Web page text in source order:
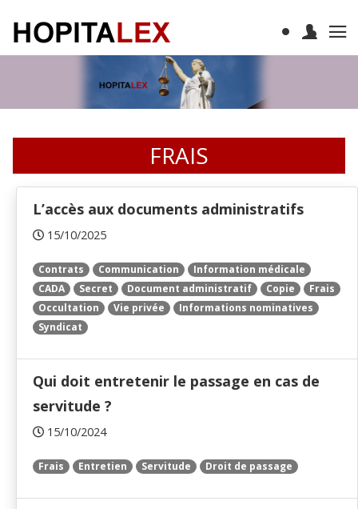
FRAIS
L’accès aux documents administratifs
15/10/2025
Contrats Communication
Information médicale
CADA
Secret Document administratif Copie
Frais
Occultation
Vie privée
Informations nominatives
Syndicat
Qui doit entretenir le passage en cas de
servitude ?
15/10/2024
Frais Entretien Servitude Droit de passage